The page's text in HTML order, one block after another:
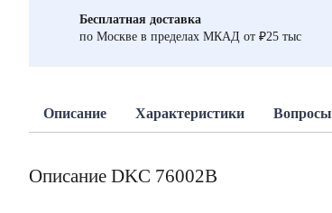
Бесплатная доставка
по Москве в пределах МКАД от ₽25 тыс
Описание Характеристики Вопросы
Описание DKC 76002B